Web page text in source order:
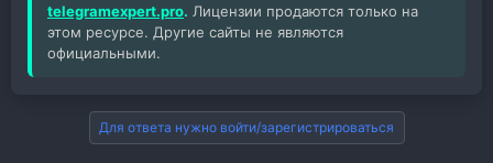
telegramexpert.pro. Лицензии продаются только на
этом ресурсе. Другие сайты не являются
официальными.
Для ответа нужно войти/зарегистрироваться